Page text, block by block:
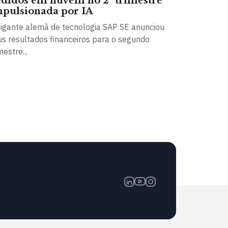
por IA
alemã de tecnologia SAP SE anunciou
resultados financeiros para o segundo